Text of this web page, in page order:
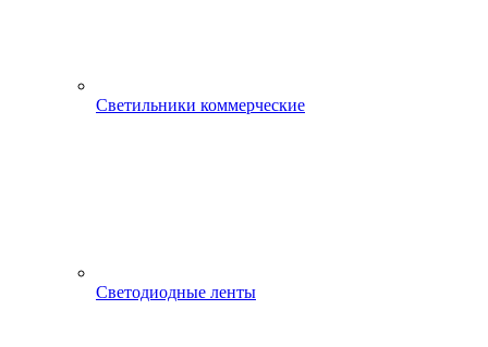
Светильники коммерческие
Светодиодные ленты